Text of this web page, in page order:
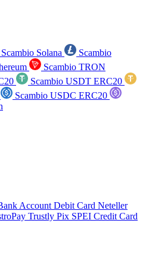
Scambio Solana
Scambio
Scambio TRON
Scambio USDT ERC20
Scambio USDC ERC20
Account Debit Card Neteller
Trustly Pix SPEI Credit Card